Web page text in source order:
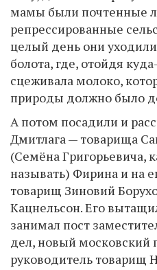
мамы были почтенные
репрессированные
целый день они
болота, где, отойдя
сцеживала молоко,
природы должно было
А потом посадили и
Дмитлага — товарища
(Семёна Григорьевича,
называть) Фирина и на
товарищ Зиновий
Кацнельсон. Его
занимал пост
дел, новый московский
руководитель товарищ